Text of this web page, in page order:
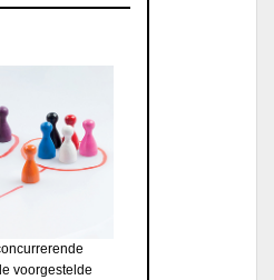
voorgestelde